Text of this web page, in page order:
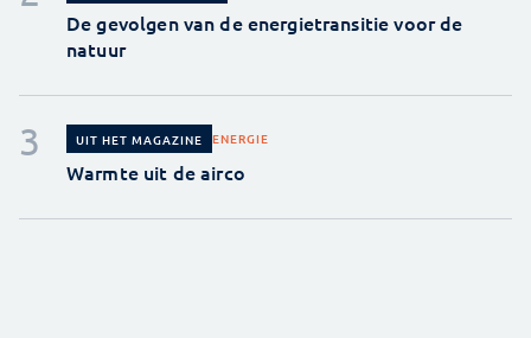
De gevolgen van de energietransitie voor de
natuur
UIT HET MAGAZINE ENERGIE
Warmte uit de airco